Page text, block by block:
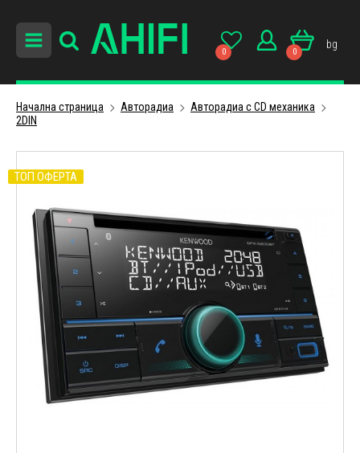
0 0
bg
Начална страница Авторадиa
Авторадиа с CD механика
2DIN
ТОП ОФЕРТА